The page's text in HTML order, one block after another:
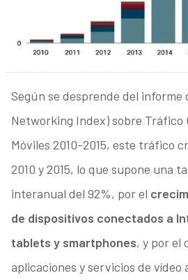
Según se desprende del informe
Networking Index) sobre Tráfico
Móviles 2010-2015, este tráfico
2010 y 2015, lo que supone una
interanual del 92%, por el
de dispositivos conectados a
tablets y smartphones, y por el
aplicaciones y servicios de vídeo